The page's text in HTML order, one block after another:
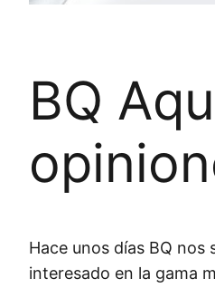
BQ
Hace unos días BQ
interesado en la gama